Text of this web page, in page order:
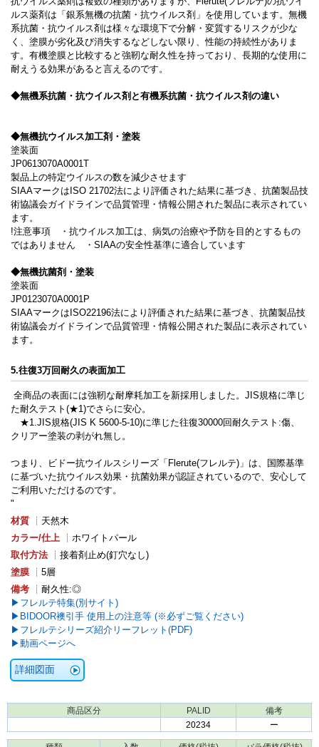
ルス薬剤は「銀系無機の抗菌・抗ウイルス剤」を使用しています。無機
系抗菌・抗ウイルス剤は様々な環境下で分解・変質するリスクが少な
く、塗膜が劣化及び消失するなどしない限り、性能の持続性がありま
す。有機塗膜と比較すると強靭な耐久性を持っており、長期的な使用に
耐えうる効果があると言えるのです。
◆無機系抗菌・抗ウイルス剤と有機系抗菌・抗ウイルス剤の違い
◆無機抗ウイルス加工剤・塗装
塗装面
JP0613070A0001T
製品上の特定ウイルスの数を減少させます
SIAAマークはISO 21702法により評価された結果に基づき、抗菌製品技
術協議会ガイドラインで品質管理・情報公開された製品に表示されてい
ます。
!注意事項 ・抗ウイルス加工は、病気の治療や予防を目的とするもの
ではありません ・SIAAの安全性基準に適合しています
◆無機抗菌剤・塗装
塗装面
JP0123070A0001P
SIAAマークはISO22196法により評価された結果に基づき、抗菌製品技
術協議会ガイドラインで品質管理・情報公開された製品に表示されてい
ます。
5.往復3万回耐久の表面加工
全商品の表面には強靭な耐摩耗加工を新採用しました。JIS規格に準じ
た耐久テスト(★1)でさらに安心。
★1.JIS規格(JIS K 5600-5-10)に準じた往復30000回耐久テスト:傷、
クリアー塗装の剥がれ無し。
つまり、ビドー抗ウイルスシリーズ「Flerute(フレルテ)」は、国際基準
に基づいた抗ウイルス効果・抗菌効果が認証されているので、安心して
ご利用いただけるのです。
"
材質
┊天然木
カラー/仕上
┊ホワイトパール
取付方法
┊接着剤止め(釘穴なし)
塗膜
┊5層
備考
┊耐久性:◎
フレルテ特集(別サイト)
BIDOOR襖引手 使用上の注意等 (※必ずご覧ください)
フレルテシリーズ紹介リーフレット(PDF)
動画ページへ
詳細図面
商品区分 PALID
備考
20234
ー